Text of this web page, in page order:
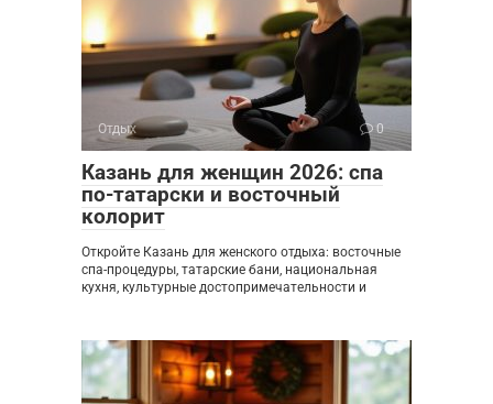
Отдых 0
Казань для женщин 2026: спа
по-татарски и восточный
колорит
Откройте Казань для женского отдыха: восточные
спа-процедуры, татарские бани, национальная
кухня, культурные достопримечательности и